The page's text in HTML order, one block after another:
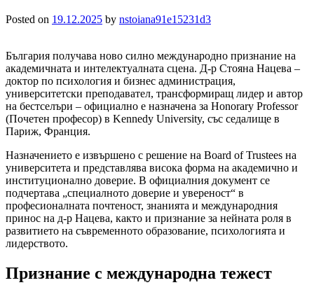
Posted on 19.12.2025 by nstoiana91e15231d3
България получава ново силно международно признание на
академичната и интелектуалната сцена. Д-р Стояна Нацева –
доктор по психология и бизнес администрация,
университетски преподавател, трансформиращ лидер и автор
на бестселъри – официално е назначена за Honorary Professor
(Почетен професор) в Kennedy University, със седалище в
Париж, Франция.
Назначението е извършено с решение на Board of Trustees на
университета и представлява висока форма на академично и
институционално доверие. В официалния документ се
подчертава „специалното доверие и увереност“ в
професионалната почтеност, знанията и международния
принос на д-р Нацева, както и признание за нейната роля в
развитието на съвременното образование, психологията и
лидерството.
Признание с международна тежест